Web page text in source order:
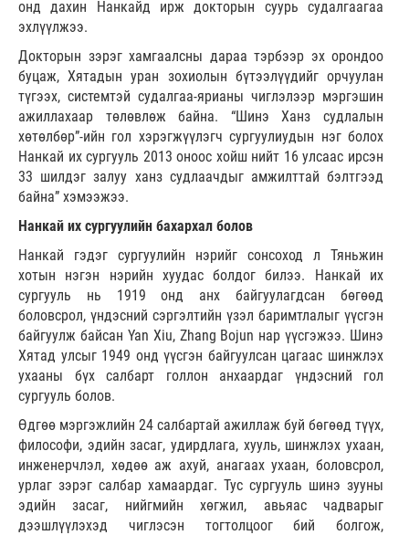
онд дахин Нанкайд ирж докторын суурь судалгаагаа
эхлүүлжээ.
Докторын зэрэг хамгаалсны дараа тэрбээр эх орондоо
буцаж, Хятадын уран зохиолын бүтээлүүдийг орчуулан
түгээх, системтэй судалгаа-ярианы чиглэлээр мэргэшин
ажиллахаар төлөвлөж байна. “Шинэ Ханз судлалын
хөтөлбөр”-ийн гол хэрэгжүүлэгч сургуулиудын нэг болох
Нанкай их сургууль 2013 оноос хойш нийт 16 улсаас ирсэн
33 шилдэг залуу ханз судлаачдыг амжилттай бэлтгээд
байна” хэмээжээ.
Нанкай их сургуулийн бахархал болов
Нанкай гэдэг сургуулийн нэрийг сонсоход л Тяньжин
хотын нэгэн нэрийн хуудас болдог билээ. Нанкай их
сургууль нь 1919 онд анх байгуулагдсан бөгөөд
боловсрол, үндэсний сэргэлтийн үзэл баримтлалыг үүсгэн
байгуулж байсан Yan Xiu, Zhang Bojun нар үүсгэжээ. Шинэ
Хятад улсыг 1949 онд үүсгэн байгуулсан цагаас шинжлэх
ухааны бүх салбарт голлон анхаардаг үндэсний гол
сургууль болов.
Өдгөө мэргэжлийн 24 салбартай ажиллаж буй бөгөөд түүх,
философи, эдийн засаг, удирдлага, хууль, шинжлэх ухаан,
инженерчлэл, хөдөө аж ахуй, анагаах ухаан, боловсрол,
урлаг зэрэг салбар хамаардаг. Тус сургууль шинэ зууны
эдийн засаг, нийгмийн хөгжил, авьяас чадварыг
дээшлүүлэхэд чиглэсэн тогтолцоог бий болгож,